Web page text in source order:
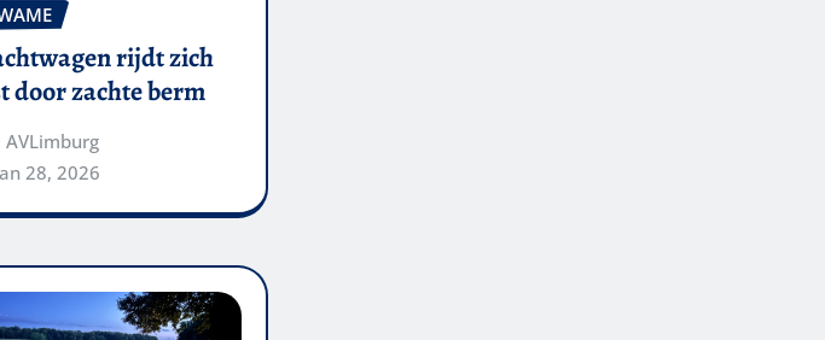
rijdt zich
door zachte berm
AVLimburg
28, 2026